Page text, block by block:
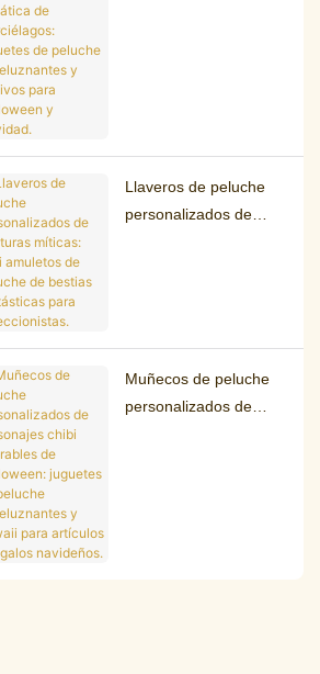
Llaveros de peluche
personalizados de
Muñecos de peluche
personalizados de